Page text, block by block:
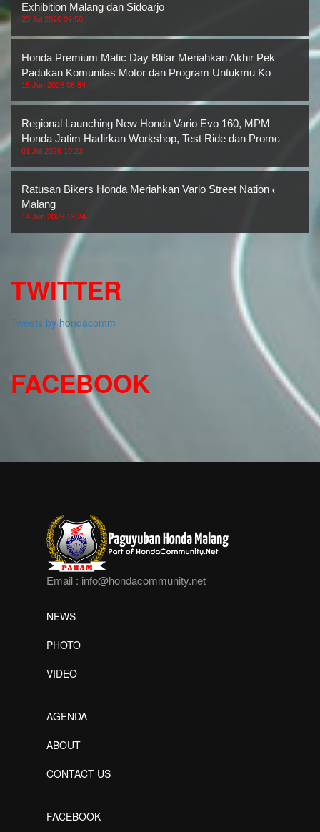
Exhibition Malang dan Sidoarjo
23 Jul 2026 09:50
Honda Premium Matic Day Blitar Meriahkan Akhir Pekan,
Padukan Komunitas Motor dan Program Untukmu Ko
15 Jun 2026 08:54
Regional Launching New Honda Vario Evo 160, MPM
Honda Jatim Hadirkan Workshop, Test Ride dan Promo M
01 Jul 2026 10:23
Ratusan Bikers Honda Meriahkan Vario Street Nation di
Malang
14 Jun 2026 13:24
TWITTER
Tweets by hondacomm
FACEBOOK
Email : info@hondacommunity.net
NEWS
PHOTO
VIDEO
AGENDA
ABOUT
CONTACT US
FACEBOOK